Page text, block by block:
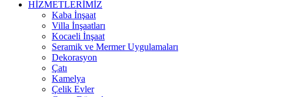
HİZMETLERİMİZ
Kaba İnşaat
Villa İnşaatları
Kocaeli İnşaat
Seramik ve Mermer Uygulamaları
Dekorasyon
Çatı
Kamelya
Çelik Evler